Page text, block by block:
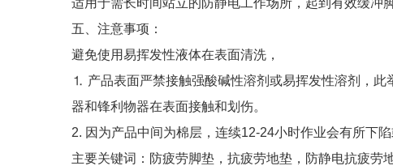
适用于需长时间站立的防静电工作场所，起到有效缓冲
五、注意事项：
避免使用易挥发性液体在表面清洗，
⒈ 产品表面严禁接触强酸碱性溶剂或易挥发性溶剂，
器和锋利物器在表面接触和划伤。
2. 因为产品中间为棉层，连续12-24小时作业会有所下陷
主要关键词：防疲劳脚垫，抗疲劳地垫，防静电抗疲劳